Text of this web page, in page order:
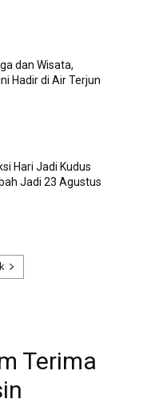
dan Wisata,
Hadir di Air Terjun
Hari Jadi Kudus
Jadi 23 Agustus